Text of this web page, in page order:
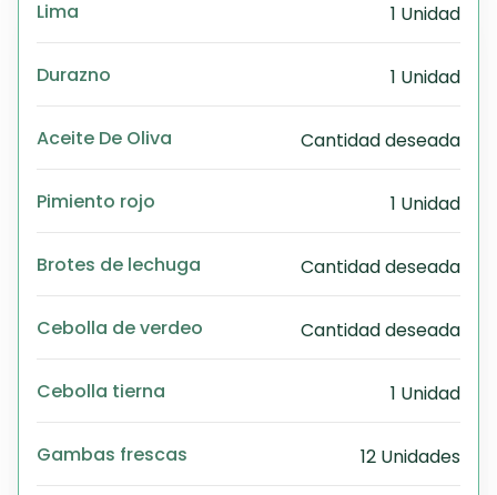
Lima 1 Unidad
Durazno 1 Unidad
Aceite De Oliva Cantidad deseada
Pimiento rojo 1 Unidad
Brotes de lechuga Cantidad deseada
Cebolla de verdeo Cantidad deseada
Cebolla tierna 1 Unidad
Gambas frescas 12 Unidades